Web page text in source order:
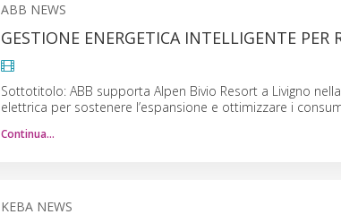
ABB NEWS
GESTIONE ENERGETICA INTELLIGENTE PER
Sottotitolo: ABB supporta Alpen Bivio Resort a Livigno
elettrica per sostenere l’espansione e ottimizzare i
Continua…
KEBA NEWS